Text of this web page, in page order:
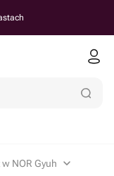
NOR Gyuh